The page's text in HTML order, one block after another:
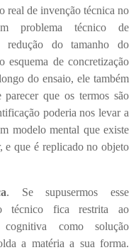
real de invenção técnica no
problema técnico de
redução do tamanho do
de concretização
do ensaio, ele também
que os termos são
poderia nos levar a
modelo mental que existe
e que é replicado no objeto
. Se supusermos esse
técnico fica restrita ao
cognitiva como solução
a matéria a sua forma.